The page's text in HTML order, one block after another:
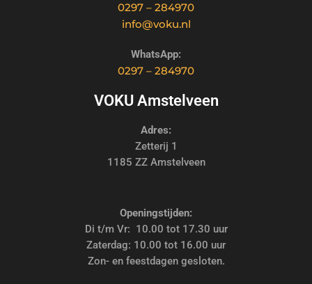
0297 – 284970
info@voku.nl
WhatsApp:
0297 – 284970
VOKU Amstelveen
Adres:
Zetterij 1
1185 ZZ Amstelveen
Openingstijden:
Di t/m Vr: 10.00 tot 17.30 uur
Zaterdag: 10.00 tot 16.00 uur
Zon- en feestdagen gesloten.